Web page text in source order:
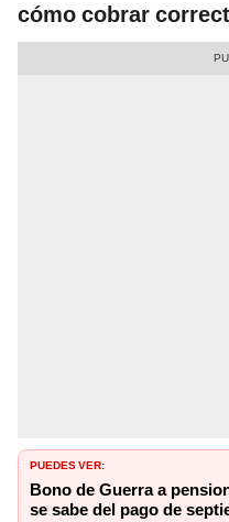
cómo cobrar
PUEDES VER:
Bono de Guerra a
se sabe del pago de